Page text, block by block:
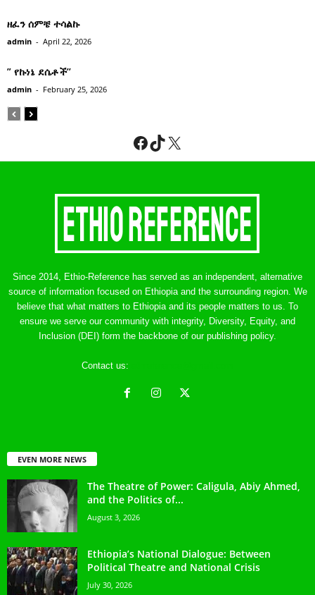
ዘፈን ሰምቼ ተሳልኩ
admin - April 22, 2026
” የኩነኔ ደሴቶች’’
admin - February 25, 2026
Facebook
TikTok
X
Since 2014, Ethio-Reference has served as an independent, alternative
source of information focused on Ethiopia and the surrounding region. We
believe that what matters to Ethiopia and its people matters to us. To
ensure we serve our community with integrity, Diversity, Equity, and
Inclusion (DEI) form the backbone of our publishing policy.
Contact us:
EVEN MORE NEWS
The Theatre of Power: Caligula, Abiy Ahmed,
and the Politics of...
August 3, 2026
Ethiopia’s National Dialogue: Between
Political Theatre and National Crisis
July 30, 2026